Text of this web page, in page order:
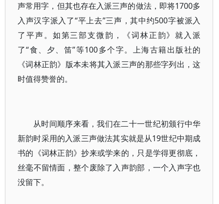
声常用字，但其也存在入派三声的做法，即将1700多
入声汉字派入了“平上去”三声，其中约500字被派入
了平声。如第三部支微韵，《词林正韵》就入派
了“食、夕、笛”等100多个字。上海古籍出版社的
《词林正韵》版本未将其入派三声的那些字列出，这
时值得赞誉的。
从时间顺序来看，我们在二十一世纪初颁行中华
新韵时采用的入派三声做法其实就是从19世纪中期成
书的《词林正韵》抄来或学来的，只是学得更彻底，
丝毫不留情面，整个废除了入声韵部，一个入声字也
没留下。